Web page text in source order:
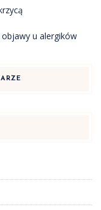
u alergików